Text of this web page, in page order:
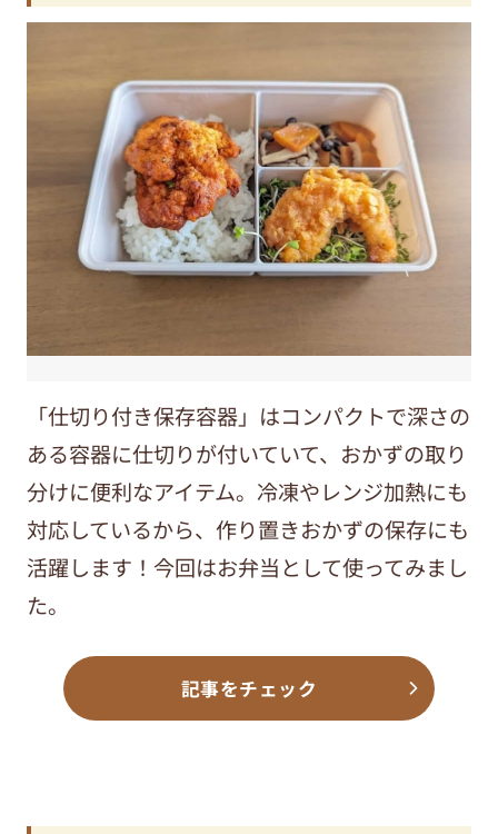
「仕切り付き保存容器」はコンパクトで深さの
ある容器に仕切りが付いていて、おかずの取り
分けに便利なアイテム。冷凍やレンジ加熱にも
対応しているから、作り置きおかずの保存にも
活躍します！今回はお弁当として使ってみまし
た。
記事をチェック